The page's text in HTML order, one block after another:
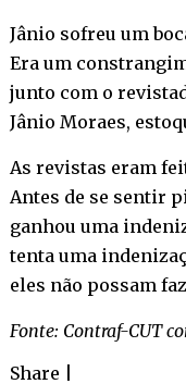
Jânio sofreu um
Era um
junto com o
Jânio Moraes,
As revistas eram
Antes de se sentir
ganhou uma
tenta uma
eles não possam
Fonte: Contraf-CUT
Share